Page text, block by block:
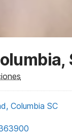
Columbia SC